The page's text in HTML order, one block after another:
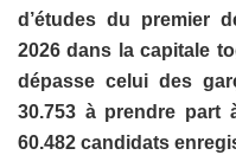
d’études du premier
2026 dans la capitale
dépasse celui des
30.753 à prendre part
60.482 candidats